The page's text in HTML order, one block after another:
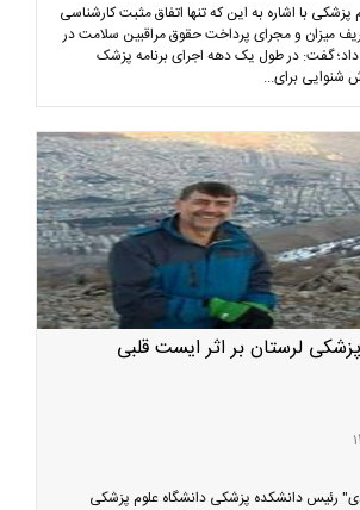
با اشاره به این که تنها اتفاق مثبت کارشناسی
میزان و مجرای پرداخت حقوق مراقبین سلامت در
سال 1398 رخ داد؛ گفت: در طول یک دهه اجرای برنامه پزشک
شنوایی برای...
لرستان بر اثر ایست قلبی
رئیس دانشکده پزشکی دانشگاه علوم پزشکی